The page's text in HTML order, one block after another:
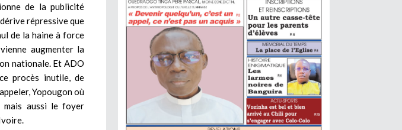
de la publicité
répressive que
de la haine à force
augmenter la
nationale. Et ADO
procès inutile, de
Yopougon où
mais aussi le foyer